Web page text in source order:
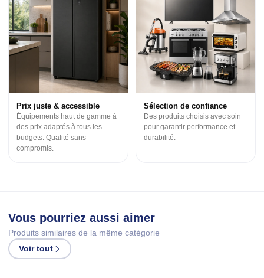
Prix juste & accessible
Équipements haut de gamme à
des prix adaptés à tous les
budgets. Qualité sans
compromis.
Sélection de confiance
Des produits choisis avec soin
pour garantir performance et
durabilité.
Vous pourriez aussi aimer
Produits similaires de la même catégorie
Voir tout